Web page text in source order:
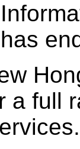
a full